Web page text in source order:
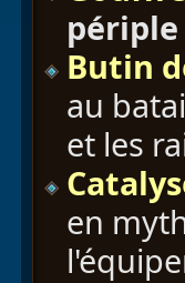
périple
Butin
au
et les
en